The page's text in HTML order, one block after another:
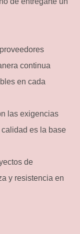
continua
en cada
las exigencias
es la base
de
y resistencia en